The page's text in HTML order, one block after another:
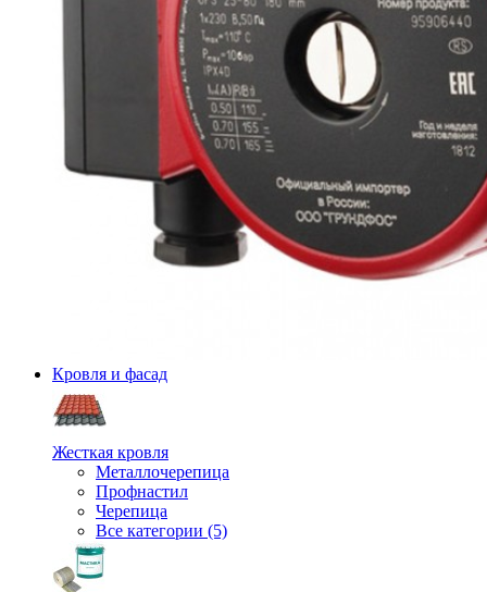
Кровля и фасад
Жесткая кровля
Металлочерепица
Профнастил
Черепица
Все категории (5)